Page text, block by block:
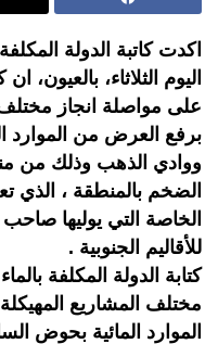
اكدت كاتبة الدولة
اليوم الثلاثاء، بالعيون،
على مواصلة انجاز مختلف
برفع العرض من الموارد
ووادي الذهب وذلك من
الضخم بالمنطقة ، الذي
الخاصة التي يوليها
للأقاليم الجنوبية .
كتابة الدولة المكلفة
مختلف المشاريع
الموارد المائية بحوض